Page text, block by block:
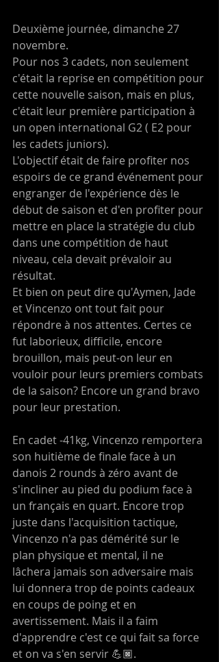
Deuxième journée, dimanche 27
novembre.
Pour nos 3 cadets, non seulement
c'était la reprise en compétition pour
cette nouvelle saison, mais en plus,
c'était leur première participation à
un open international G2 ( E2 pour
les cadets juniors).
L'objectif était de faire profiter nos
espoirs de ce grand événement pour
engranger de l'expérience dès le
début de saison et d'en profiter pour
mettre en place la stratégie du club
dans une compétition de haut
niveau, cela devait prévaloir au
résultat.
Et bien on peut dire qu'Aymen, Jade
et Vincenzo ont tout fait pour
répondre à nos attentes. Certes ce
fut laborieux, difficile, encore
brouillon, mais peut-on leur en
vouloir pour leurs premiers combats
de la saison? Encore un grand bravo
pour leur prestation.
En cadet -41kg, Vincenzo remportera
son huitième de finale face à un
danois 2 rounds à zéro avant de
s'incliner au pied du podium face à
un français en quart. Encore trop
juste dans l'acquisition tactique,
Vincenzo n'a pas démérité sur le
plan physique et mental, il ne
lâchera jamais son adversaire mais
lui donnera trop de points cadeaux
en coups de poing et en
avertissement. Mais il a faim
d'apprendre c'est ce qui fait sa force
et on va s'en servir 💪🏿.